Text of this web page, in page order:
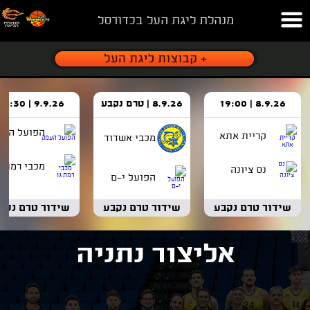
מנהלת ליגת העל בכדורסל
8.9.26 | 19:00
קריית אתא
נס ציונה
שידור טרם נקבע
8.9.26 | טרם נקבע
מכבי אשדוד
הפועל י-ם
שידור טרם נקבע
9.9.26 | 18:30
הפועל
מכבי רמת
שידור טרם
אליצור נתניה